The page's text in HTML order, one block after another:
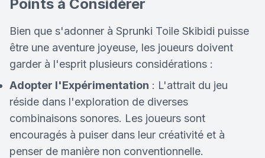
Points à Considérer
Bien que s'adonner à Sprunki Toile Skibidi puisse
être une aventure joyeuse, les joueurs doivent
garder à l'esprit plusieurs considérations :
Adopter l'Expérimentation : L'attrait du jeu
réside dans l'exploration de diverses
combinaisons sonores. Les joueurs sont
encouragés à puiser dans leur créativité et à
penser de manière non conventionnelle.